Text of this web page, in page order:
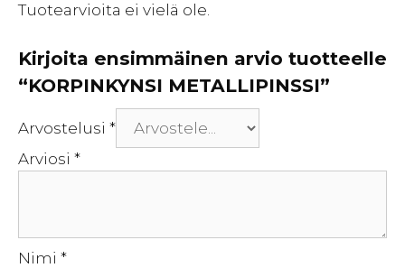
Tuotearvioita ei vielä ole.
Kirjoita ensimmäinen arvio tuotteelle
“KORPINKYNSI METALLIPINSSI”
Arvostelusi *
Arviosi *
Nimi *